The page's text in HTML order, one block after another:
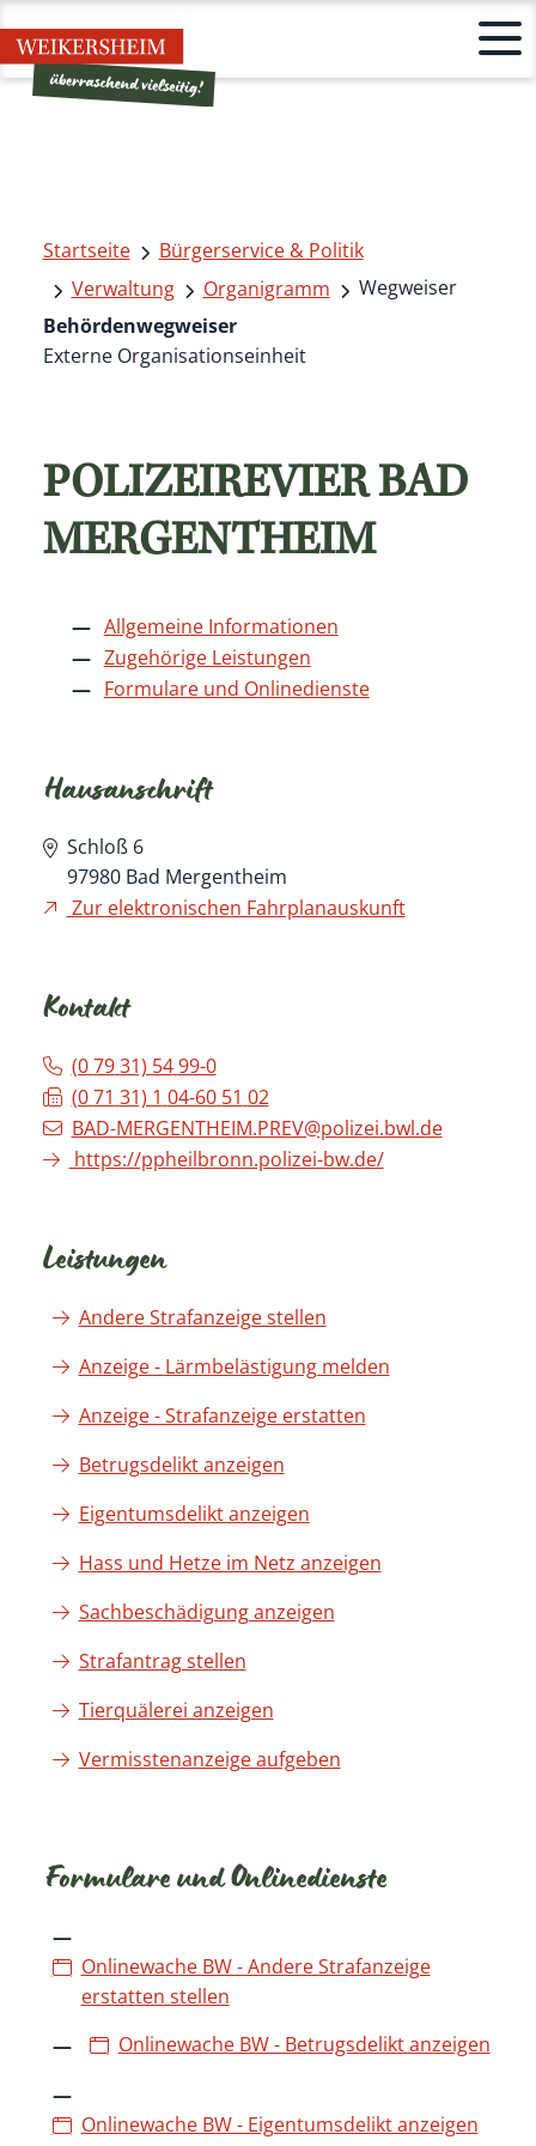
Startseite
Bürgerservice & Politik
Verwaltung
Organigramm
Wegweiser
Behördenwegweiser
Externe Organisationseinheit
POLIZEIREVIER BAD
MERGENTHEIM
Allgemeine Informationen
Zugehörige Leistungen
Formulare und Onlinedienste
Hausanschrift
Schloß 6
97980 Bad Mergentheim
Zur elektronischen Fahrplanauskunft
Kontakt
(0 79 31) 54 99-0
(0 71 31) 1 04-60 51 02
BAD-MERGENTHEIM.PREV@polizei.bwl.de
https://ppheilbronn.polizei-bw.de/
Leistungen
Andere Strafanzeige stellen
Anzeige - Lärmbelästigung melden
Anzeige - Strafanzeige erstatten
Betrugsdelikt anzeigen
Eigentumsdelikt anzeigen
Hass und Hetze im Netz anzeigen
Sachbeschädigung anzeigen
Strafantrag stellen
Tierquälerei anzeigen
Vermisstenanzeige aufgeben
Formulare und Onlinedienste
Onlinewache BW - Andere Strafanzeige
erstatten stellen
Onlinewache BW - Betrugsdelikt anzeigen
Onlinewache BW - Eigentumsdelikt anzeigen